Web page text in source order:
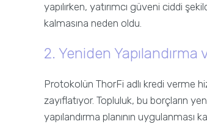
yapılırken, yatırımcı güveni ciddi
kalmasına neden oldu.
2. Yeniden
Protokolün ThorFi adlı kredi verme
zayıflatıyor. Topluluk, bu borçların
yapılandırma planının uygulanması